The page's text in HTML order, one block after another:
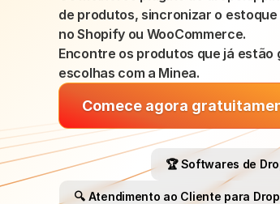
de produtos, sincronizar o
no Shopify ou WooCommerce.
Encontre os produtos que já estão
escolhas com a Minea.
Comece agora
🏆 Softwares de
🔍 Atendimento ao Cliente para